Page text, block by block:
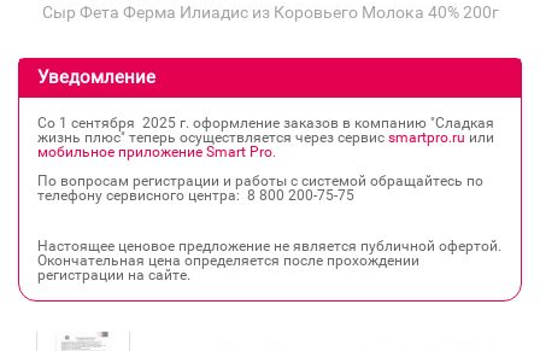
Сыр Фета Ферма Илиадис из Коровьего Молока 40% 200г
Уведомление
Со 1 сентября 2025 г. оформление заказов в компанию "Сладкая
жизнь плюс" теперь осуществляется через сервис smartpro.ru или
мобильное приложение Smart Pro.
По вопросам регистрации и работы с системой обращайтесь по
телефону сервисного центра: 8 800 200‐75‐75
Настоящее ценовое предложение не является публичной офертой.
Окончательная цена определяется после прохождении
регистрации на сайте.